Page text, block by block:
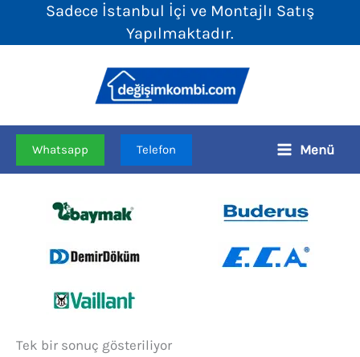
Sadece İstanbul İçi ve Montajlı Satış
Yapılmaktadır.
Whatsapp Telefon Menü
Tek bir sonuç gösteriliyor